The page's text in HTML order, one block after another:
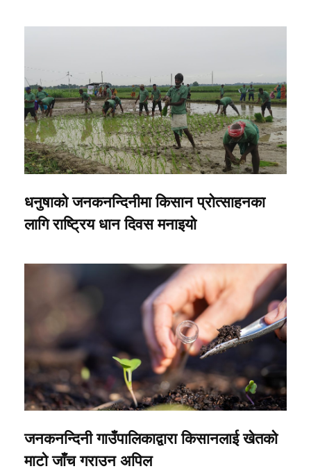
धनुषाको जनकनन्दिनीमा किसान प्रोत्साहनका
लागि राष्ट्रिय धान दिवस मनाइयो
जनकनन्दिनी गाउँपालिकाद्वारा किसानलाई खेतको
माटो जाँच गराउन अपिल